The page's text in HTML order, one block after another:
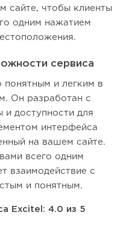
сайте, чтобы клиенты
одним нажатием
сервиса
понятным и легким в
Он разработан с
и доступности для
интерфейса
на вашем сайте.
всего одним
взаимодействие с
и понятным.
Excitel: 4.0 из 5